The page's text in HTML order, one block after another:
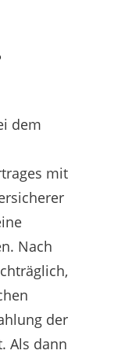
dem
mit
Nach
der
Als dann